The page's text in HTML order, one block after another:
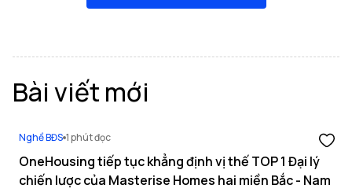
Bài viết mới
Nghề BĐS 1 phút đọc
OneHousing tiếp tục khẳng định vị thế TOP 1 Đại lý
chiến lược của Masterise Homes hai miền Bắc - Nam